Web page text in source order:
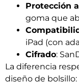
Protección
goma que
iPad (con
Cifrado:
La diferencia
diseño de